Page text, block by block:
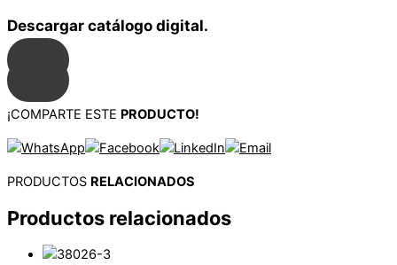
Descargar catálogo digital.
¡COMPARTE ESTE PRODUCTO!
PRODUCTOS RELACIONADOS
Productos relacionados